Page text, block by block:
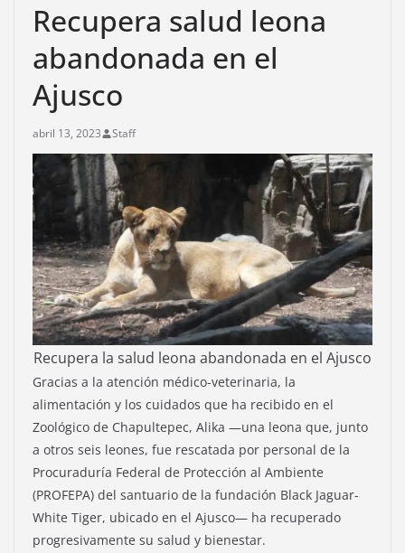
Recupera salud leona
abandonada en el
Ajusco
abril 13, 2023 Staff
Recupera la salud leona abandonada en el Ajusco
Gracias a la atención médico-veterinaria, la
alimentación y los cuidados que ha recibido en el
Zoológico de Chapultepec, Alika —una leona que, junto
a otros seis leones, fue rescatada por personal de la
Procuraduría Federal de Protección al Ambiente
(PROFEPA) del santuario de la fundación Black Jaguar-
White Tiger, ubicado en el Ajusco— ha recuperado
progresivamente su salud y bienestar.